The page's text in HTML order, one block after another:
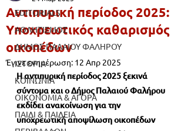
EDITORIALS
ΑΘΛΗΤΙΣΜΟΣ
ΔΗΜΟΣ ΠΑΛΑΙΟΥ ΦΑΛΗΡΟΥ
ΙΣΤΟΡΙΑ
ΚΟΙΝΩΝΙΑ
ΟΙΚΟΝΟΜΙΑ & ΑΓΟΡΑ
ΠΑΙΔΙ & ΠΑΙΔΕΙΑ
Αντιπυρική περίοδος 2025:
Υποχρεωτικός καθαρισμός
οικοπέδων
Έγινε ενημέρωση: 12 Απρ 2025
Η αντιπυρική περίοδος 2025 ξεκινά
σύντομα και ο Δήμος Παλαιού Φαλήρου
εκδίδει ανακοίνωση για την
υποχρεωτική αποψίλωση οικοπέδων